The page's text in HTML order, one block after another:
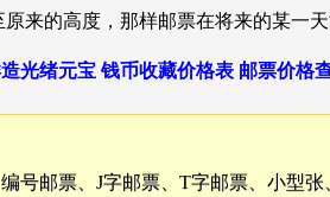
来的高度，那样邮票在将来的某一
光绪元宝 钱币收藏价格表 邮票价格
号邮票、J字邮票、T字邮票、小型张